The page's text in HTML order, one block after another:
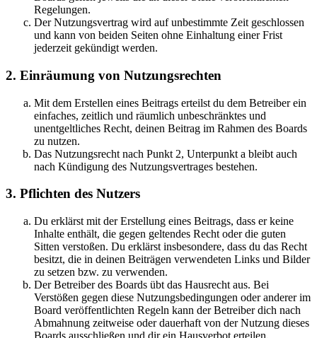
Regelungen.
Der Nutzungsvertrag wird auf unbestimmte Zeit geschlossen
und kann von beiden Seiten ohne Einhaltung einer Frist
jederzeit gekündigt werden.
2. Einräumung von Nutzungsrechten
Mit dem Erstellen eines Beitrags erteilst du dem Betreiber ein
einfaches, zeitlich und räumlich unbeschränktes und
unentgeltliches Recht, deinen Beitrag im Rahmen des Boards
zu nutzen.
Das Nutzungsrecht nach Punkt 2, Unterpunkt a bleibt auch
nach Kündigung des Nutzungsvertrages bestehen.
3. Pflichten des Nutzers
Du erklärst mit der Erstellung eines Beitrags, dass er keine
Inhalte enthält, die gegen geltendes Recht oder die guten
Sitten verstoßen. Du erklärst insbesondere, dass du das Recht
besitzt, die in deinen Beiträgen verwendeten Links und Bilder
zu setzen bzw. zu verwenden.
Der Betreiber des Boards übt das Hausrecht aus. Bei
Verstößen gegen diese Nutzungsbedingungen oder anderer im
Board veröffentlichten Regeln kann der Betreiber dich nach
Abmahnung zeitweise oder dauerhaft von der Nutzung dieses
Boards ausschließen und dir ein Hausverbot erteilen.